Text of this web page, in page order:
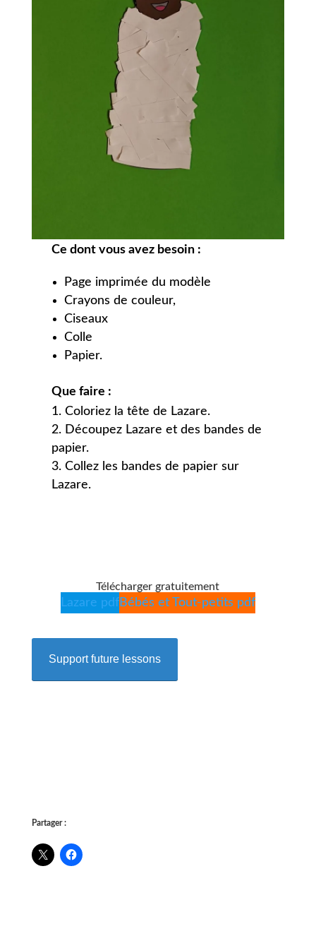
Ce dont vous avez besoin :
Page imprimée du modèle
Crayons de couleur,
Ciseaux
Colle
Papier.
Que faire :
Coloriez la tête de Lazare.
Découpez Lazare et des bandes de
papier.
Collez les bandes de papier sur
Lazare.
Télécharger gratuitement
Lazare pdfBébés et Tout-petits pdf
Support future lessons
Partager :